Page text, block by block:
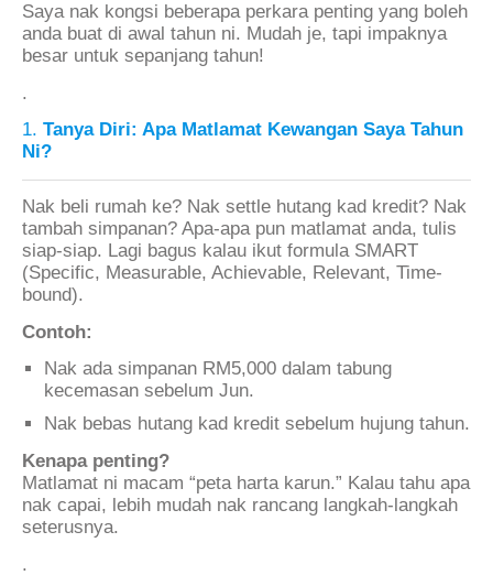
Saya nak kongsi beberapa perkara penting yang boleh
anda buat di awal tahun ni. Mudah je, tapi impaknya
besar untuk sepanjang tahun!
.
1. Tanya Diri: Apa Matlamat Kewangan Saya Tahun
Ni?
Nak beli rumah ke? Nak settle hutang kad kredit? Nak
tambah simpanan? Apa-apa pun matlamat anda, tulis
siap-siap. Lagi bagus kalau ikut formula SMART
(Specific, Measurable, Achievable, Relevant, Time-
bound).
Contoh:
Nak ada simpanan RM5,000 dalam tabung
kecemasan sebelum Jun.
Nak bebas hutang kad kredit sebelum hujung tahun.
Kenapa penting?
Matlamat ni macam “peta harta karun.” Kalau tahu apa
nak capai, lebih mudah nak rancang langkah-langkah
seterusnya.
.